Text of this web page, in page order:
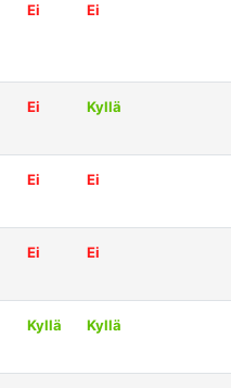
Ei Ei
Ei Kyllä
Ei Ei
Ei Ei
Kyllä Kyllä